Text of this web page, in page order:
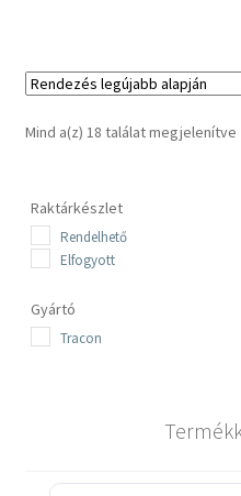
Mind a(z) 18 találat megjelenítve
Raktárkészlet
Rendelhető
Elfogyott
Gyártó
Tracon